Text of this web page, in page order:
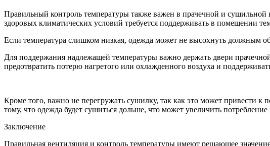
Правильный контроль температуры также важен в прачечной и сушильной
здоровых климатических условий требуется поддерживать в помещении
Если температура слишком низкая, одежда может не высохнуть должным
Для поддержания надлежащей температуры важно держать двери
предотвратить потерю нагретого или охлажденного воздуха и
Кроме того, важно не перегружать сушилку, так как это может привести
тому, что одежда будет сушиться дольше, что может увеличить
Заключение
Правильная вентиляция и контроль температуры имеют решающее